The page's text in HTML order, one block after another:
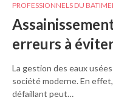
PROFESSIONNELS DU
erreurs à
La gestion des eaux
société moderne. En
défaillant peut…